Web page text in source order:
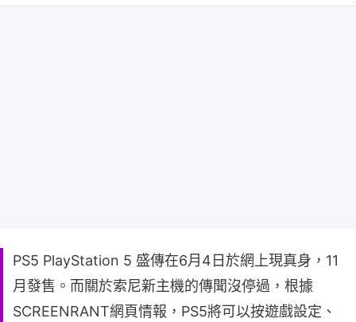
PS5 PlayStation 5 盛傳在6月4日於網上現真身，11
月發售。而關於索尼新主機的傳聞沒停過，根據
SCREENRANT網頁情報，PS5將可以按遊戲設定、